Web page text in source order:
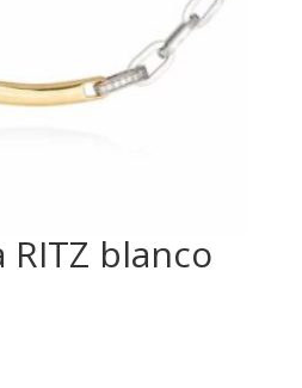
blanco